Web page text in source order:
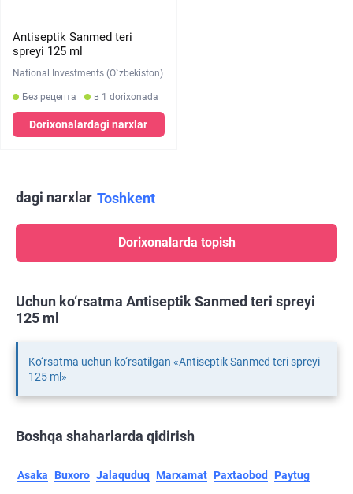
Antiseptik Sanmed teri
spreyi 125 ml
National Investments (O`zbekiston)
Без рецепта в 1 dorixonada
Dorixonalardagi narxlar
dagi narxlar Toshkent
Dorixonalarda topish
Uchun ko‘rsatma Antiseptik Sanmed teri spreyi
125 ml
Ko‘rsatma uchun ko‘rsatilgan «Antiseptik Sanmed teri spreyi
125 ml»
Boshqa shaharlarda qidirish
Asaka Buxoro Jalaquduq Marxamat Paxtaobod Paytug